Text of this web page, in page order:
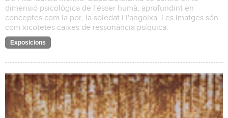
dimensió psicològica de l'ésser humà, aprofundint en
conceptes com la por, la soledat i l'angoixa. Les imatges són
com xicotetes caixes de ressonància psíquica.
Exposicions